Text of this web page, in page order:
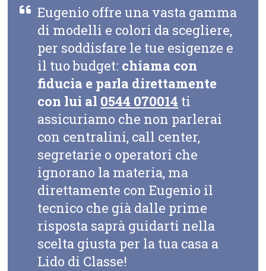
Eugenio offre una vasta gamma
di modelli e colori da scegliere,
per soddisfare le tue esigenze e
il tuo budget: chiama con
fiducia e parla direttamente
con lui al 0544 070014 ti
assicuriamo che non parlerai
con centralini, call center,
segretarie o operatori che
ignorano la materia, ma
direttamente con Eugenio il
tecnico che già dalle prime
risposta saprà guidarti nella
scelta giusta per la tua casa a
Lido di Classe!